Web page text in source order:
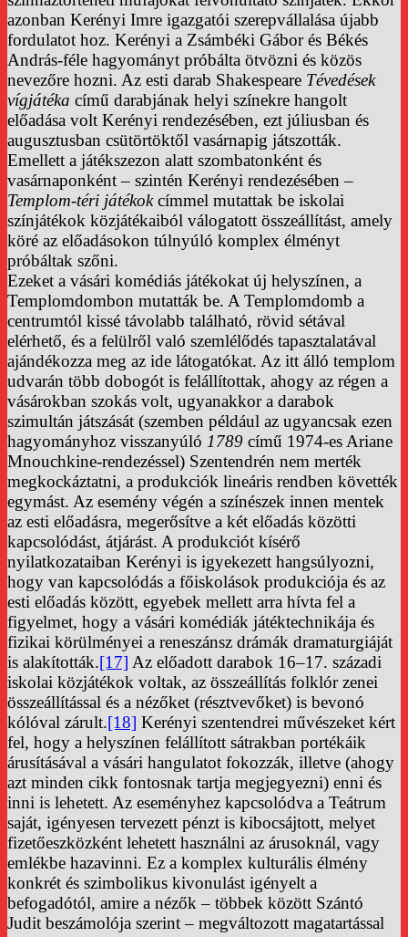
azonban Kerényi Imre igazgatói szerepvállalása újabb
fordulatot hoz. Kerényi a Zsámbéki Gábor és Békés
András-féle hagyományt próbálta ötvözni és közös
nevezőre hozni. Az esti darab Shakespeare Tévedések
vígjátéka című darabjának helyi színekre hangolt
előadása volt Kerényi rendezésében, ezt júliusban és
augusztusban csütörtöktől vasárnapig játszották.
Emellett a játékszezon alatt szombatonként és
vasárnaponként – szintén Kerényi rendezésében –
Templom-téri játékokcímmel mutattak be iskolai
színjátékok közjátékaiból válogatott összeállítást, amely
köré az előadásokon túlnyúló komplex élményt
próbáltak szőni.
Ezeket a vásári komédiás játékokat új helyszínen, a
Templomdombon mutatták be. A Templomdomb a
centrumtól kissé távolabb található, rövid sétával
elérhető, és a felülről való szemlélődés tapasztalatával
ajándékozza meg az ide látogatókat. Az itt álló templom
udvarán több dobogót is felállítottak, ahogy az régen a
vásárokban szokás volt, ugyanakkor a darabok
szimultán játszását (szemben például az ugyancsak ezen
hagyományhoz visszanyúló 1789 című 1974-es Ariane
Mnouchkine-rendezéssel) Szentendrén nem merték
megkockáztatni, a produkciók lineáris rendben követték
egymást. Az esemény végén a színészek innen mentek
az esti előadásra, megerősítve a két előadás közötti
kapcsolódást, átjárást. A produkciót kísérő
nyilatkozataiban Kerényi is igyekezett hangsúlyozni,
hogy van kapcsolódás a főiskolások produkciója és az
esti előadás között, egyebek mellett arra hívta fel a
figyelmet, hogy a vásári komédiák játéktechnikája és
fizikai körülményei a reneszánsz drámák dramaturgiáját
is alakították.[17] Az előadott darabok 16–17. századi
iskolai közjátékok voltak, az összeállítás folklór zenei
összeállítással és a nézőket (résztvevőket) is bevonó
kólóval zárult.[18] Kerényi szentendrei művészeket kért
fel, hogy a helyszínen felállított sátrakban portékáik
árusításával a vásári hangulatot fokozzák, illetve (ahogy
azt minden cikk fontosnak tartja megjegyezni) enni és
inni is lehetett. Az eseményhez kapcsolódva a Teátrum
saját, igényesen tervezett pénzt is kibocsájtott, melyet
fizetőeszközként lehetett használni az árusoknál, vagy
emlékbe hazavinni. Ez a komplex kulturális élmény
konkrét és szimbolikus kivonulást igényelt a
befogadótól, amire a nézők – többek között Szántó
Judit beszámolója szerint – megváltozott magatartással